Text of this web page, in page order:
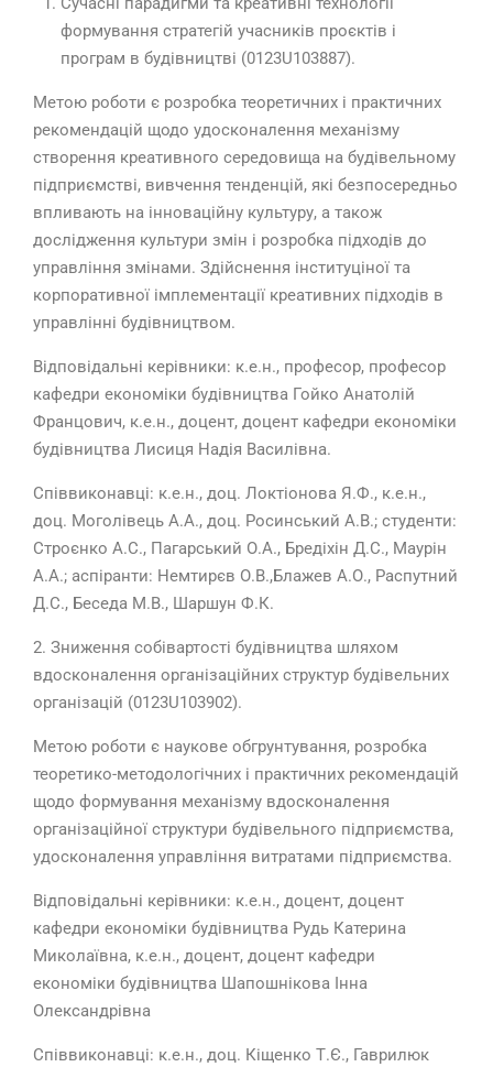
формування стратегій учасників проєктів і
програм в будівництві (0123U103887).
Метою роботи є розробка теоретичних і практичних
рекомендацій щодо удосконалення механізму
створення креативного середовища на будівельному
підприємстві, вивчення тенденцій, які безпосередньо
впливають на інноваційну культуру, а також
дослідження культури змін і розробка підходів до
управління змінами. Здійснення інституціної та
корпоративної імплементації креативних підходів в
управлінні будівництвом.
Відповідальні керівники: к.е.н., професор, професор
кафедри економіки будівництва Гойко Анатолій
Францович, к.е.н., доцент, доцент кафедри економіки
будівництва Лисиця Надія Василівна.
Співвиконавці: к.е.н., доц. Локтіонова Я.Ф., к.е.н.,
доц. Моголівець А.А., доц. Росинський А.В.; студенти:
Строєнко А.С., Пагарський О.А., Бредіхін Д.С., Маурін
А.А.; аспіранти: Немтирєв О.В.,Блажев А.О., Распутний
Д.С., Беседа М.В., Шаршун Ф.К.
2. Зниження собівартості будівництва шляхом
вдосконалення організаційних структур будівельних
організацій (0123U103902).
Метою роботи є наукове обгрунтування, розробка
теоретико-методологічних і практичних рекомендацій
щодо формування механізму вдосконалення
організаційної структури будівельного підприємства,
удосконалення управління витратами підприємства.
Відповідальні керівники: к.е.н., доцент, доцент
кафедри економіки будівництва Рудь Катерина
Миколаївна, к.е.н., доцент, доцент кафедри
економіки будівництва Шапошнікова Інна
Олександрівна
Співвиконавці: к.е.н., доц. Кіщенко Т.Є., Гаврилюк